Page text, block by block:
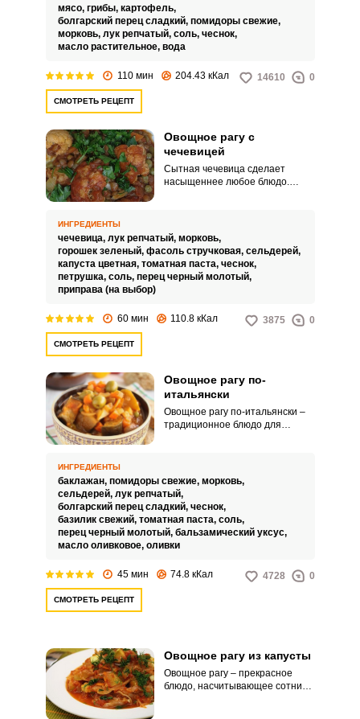
ингредиентов с помощью
незаменимой кухонной
помощницы.
мясо, грибы, картофель,
болгарский перец сладкий, помидоры свежие,
морковь, лук репчатый, соль, чеснок,
масло растительное, вода
110 мин 204.43 кКал 14610 0
СМОТРЕТЬ РЕЦЕПТ
Овощное рагу с
чечевицей
Сытная чечевица сделает
насыщеннее любое блюдо.
ИНГРЕДИЕНТЫ
чечевица, лук репчатый, морковь,
горошек зеленый, фасоль стручковая, сельдерей,
капуста цветная, томатная паста, чеснок,
петрушка, соль, перец черный молотый,
приправа (на выбор)
60 мин 110.8 кКал 3875 0
СМОТРЕТЬ РЕЦЕПТ
Овощное рагу по-
итальянски
Овощное рагу по-итальянски –
традиционное блюдо для
ИНГРЕДИЕНТЫ
баклажан, помидоры свежие, морковь,
сельдерей, лук репчатый,
болгарский перец сладкий, чеснок,
базилик свежий, томатная паста, соль,
перец черный молотый, бальзамический уксус,
масло оливковое, оливки
45 мин 74.8 кКал 4728 0
СМОТРЕТЬ РЕЦЕПТ
Овощное рагу из капусты
Овощное рагу – прекрасное
блюдо, насчитывающее сотни